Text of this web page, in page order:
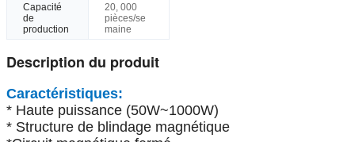
Capacité
de
production
20, 000
pièces/se
maine
Description du produit
Caractéristiques:
* Haute puissance (50W~1000W)
* Structure de blindage magnétique